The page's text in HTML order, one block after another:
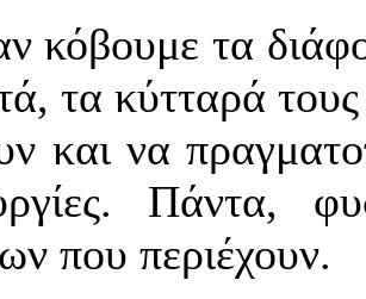
κόβουμε τα
τα κύτταρά
και να
που περιέχουν.